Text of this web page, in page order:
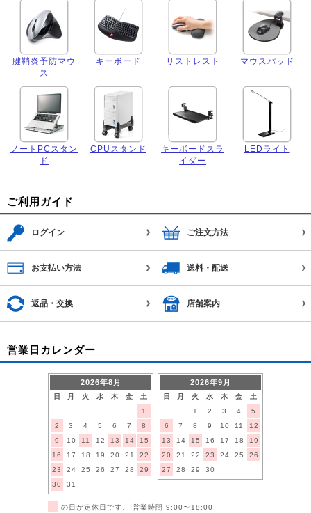
腱鞘炎予防マウ
ス
キーボード リストレスト マウスパッド
ノートPCスタン
ド
CPUスタンド
キーボードスラ
イダー
LEDライト
ご利用ガイド
ログイン ご注文方法
お支払い方法 送料・配送
返品・交換 店舗案内
営業日カレンダー
2026年8月
日 月 火 水 木 金
土
1
2
3 4 5 6 7
8
9
10 11 12 13 14
15
16
17 18 19 20 21
22
23
24 25 26 27 28
29
30
31
2026年9月
日 月 火 水 木 金
土
1
2 3 4
5
6
7 8 9 10 11
12
13
14 15 16 17 18
19
20
21 22 23 24 25
26
27
28 29 30
の日が定休日です。 営業時間 9:00〜18:00